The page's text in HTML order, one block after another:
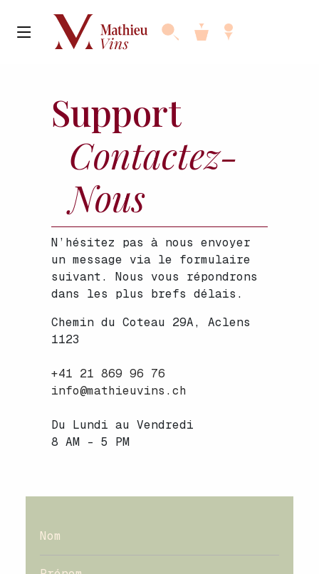
Support
Contactez-
Nous
N’hésitez pas à nous envoyer
un message via le formulaire
suivant. Nous vous répondrons
dans les plus brefs délais.
Chemin du Coteau 29A, Aclens
1123
+41 21 869 96 76
info@mathieuvins.ch
Du Lundi au Vendredi
8 AM - 5 PM